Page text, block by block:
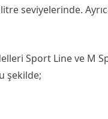
seviyelerinde.
Sport Line ve M
şekilde;